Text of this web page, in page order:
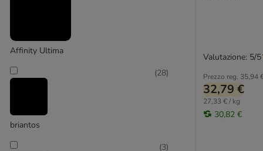
Dibo
Fleischeslust
Greenies
Green Petfood
Affinity Ultima
briantos
(28)
(3)
Prezzo reg. 35,94
32,79 €
27,33 € / kg
30,82 €
Valutazione: 5/5